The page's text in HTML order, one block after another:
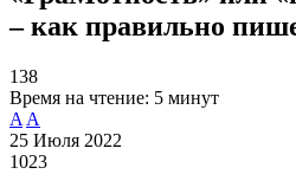
– как правильно
138
Время на чтение: 5 минут
A A
25 Июля 2022
1023